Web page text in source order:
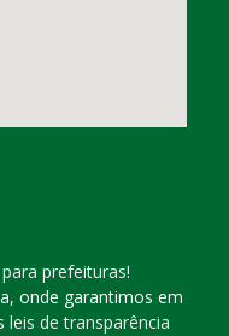
prefeituras!
onde garantimos em
leis de transparência